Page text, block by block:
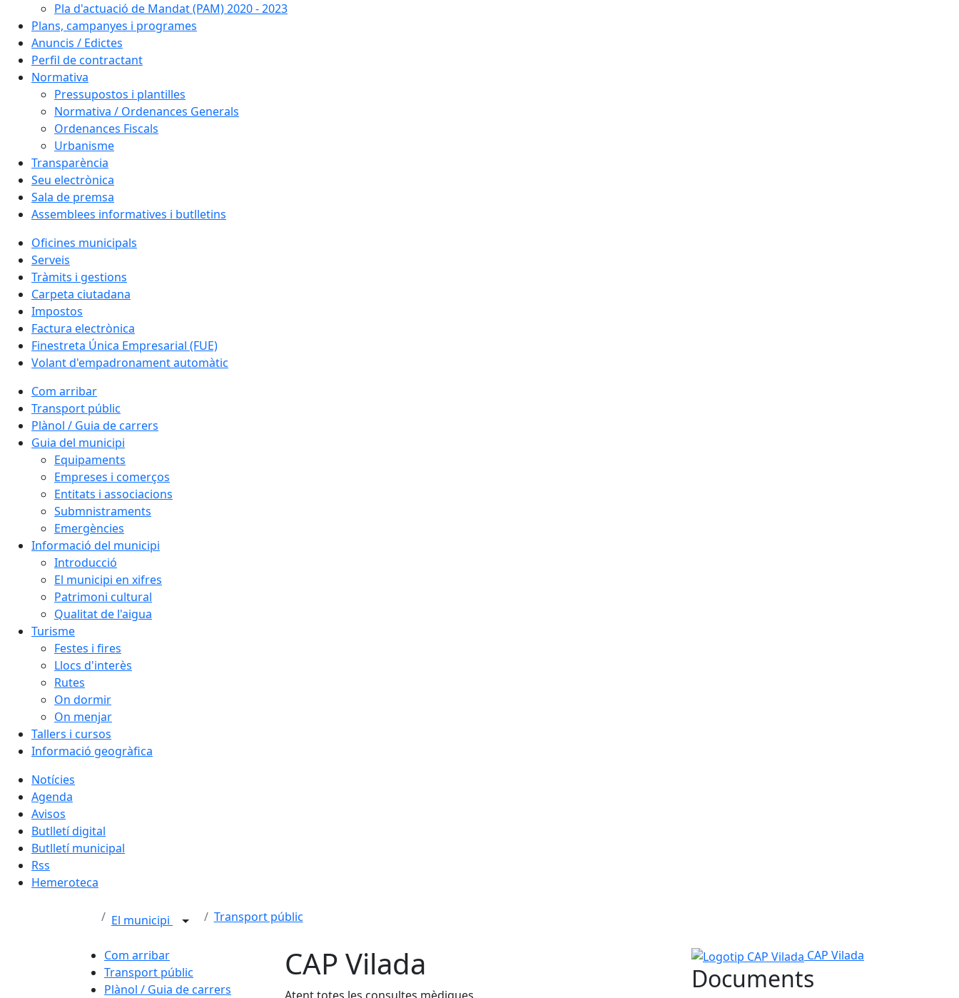
Pla d'actuació de Mandat (PAM) 2020 - 2023
Plans, campanyes i programes
Anuncis / Edictes
Perfil de contractant
Normativa
Pressupostos i plantilles
Normativa / Ordenances Generals
Ordenances Fiscals
Urbanisme
Transparència
Seu electrònica
Sala de premsa
Assemblees informatives i butlletins
Oficines municipals
Serveis
Tràmits i gestions
Carpeta ciutadana
Impostos
Factura electrònica
Finestreta Única Empresarial (FUE)
Volant d'empadronament automàtic
Com arribar
Transport públic
Plànol / Guia de carrers
Guia del municipi
Equipaments
Empreses i comerços
Entitats i associacions
Submnistraments
Emergències
Informació del municipi
Introducció
El municipi en xifres
Patrimoni cultural
Qualitat de l'aigua
Turisme
Festes i fires
Llocs d'interès
Rutes
On dormir
On menjar
Tallers i cursos
Informació geogràfica
Notícies
Agenda
Avisos
Butlletí digital
Butlletí municipal
Rss
Hemeroteca
El municipi Transport públic
Com arribar
Transport públic
Plànol / Guia de carrers
CAP Vilada Logotip CAP Vilada CAP Vilada
Documents